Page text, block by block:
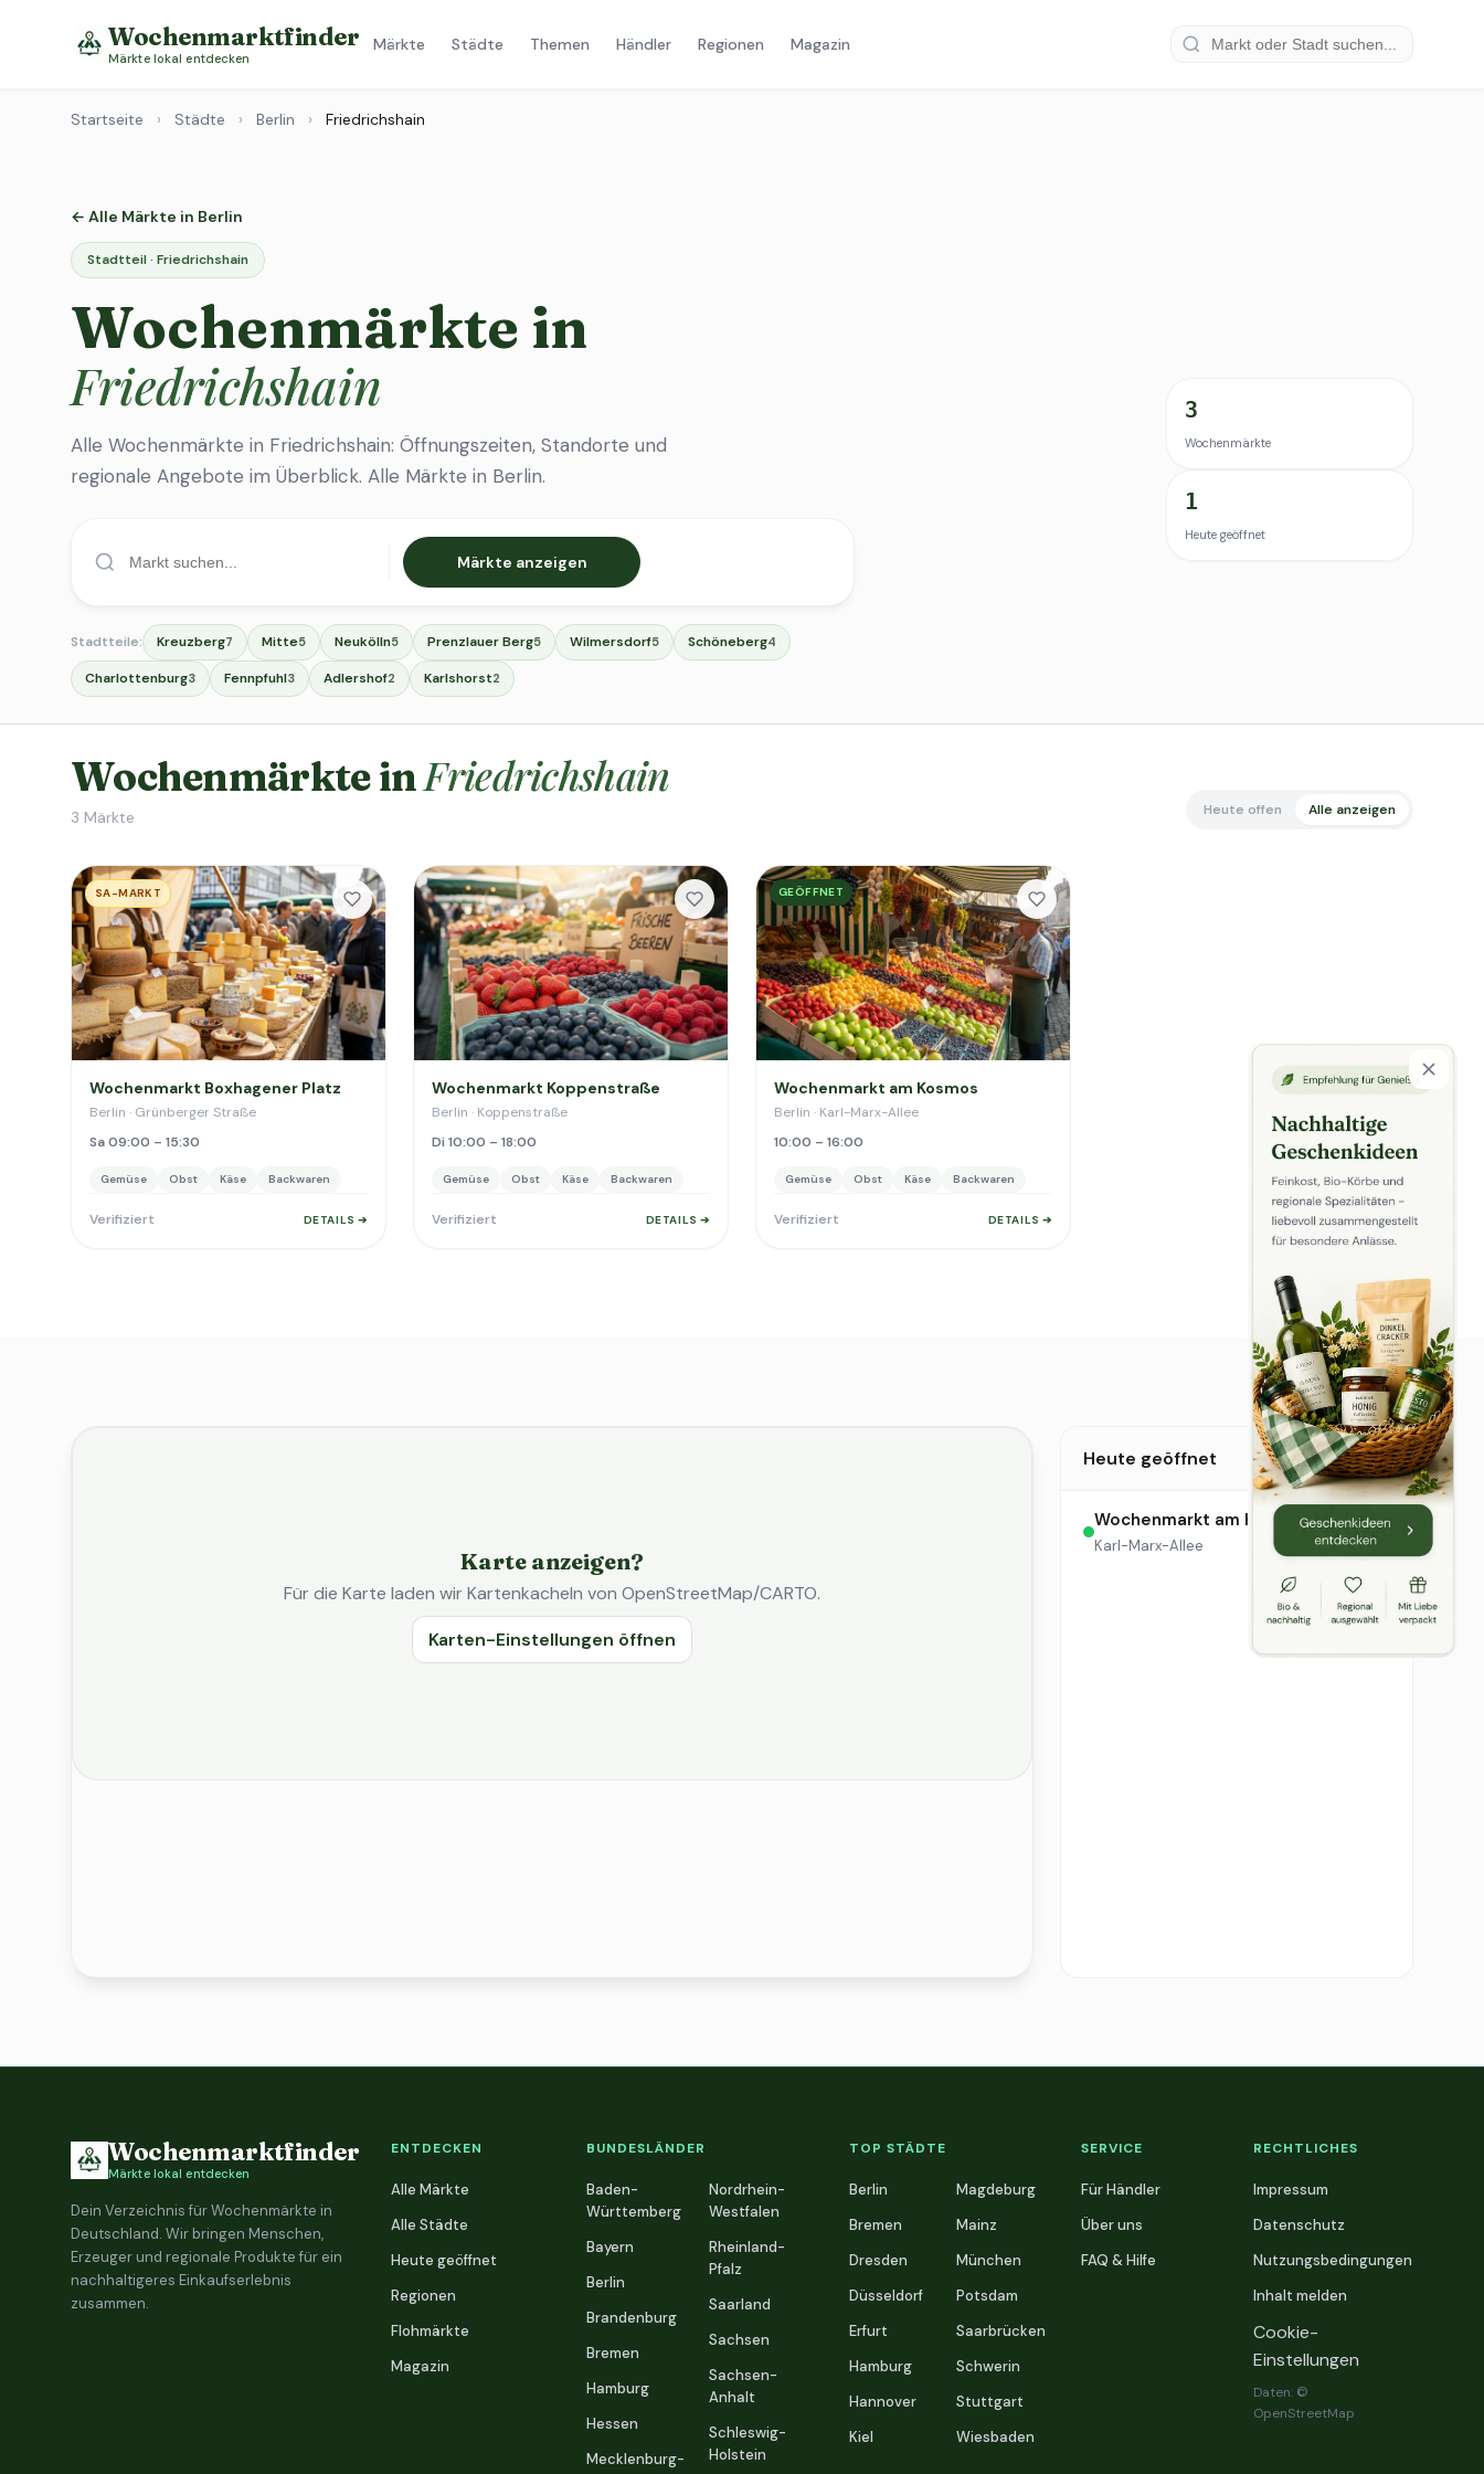
Wochenmarktfinder
Märkte lokal entdecken
Märkte Städte Themen Händler Regionen Magazin
Startseite › Städte › Berlin › Friedrichshain
← Alle Märkte in Berlin
Stadtteil · Friedrichshain
Wochenmärkte in
Friedrichshain
Alle Wochenmärkte in Friedrichshain: Öffnungszeiten, Standorte und
regionale Angebote im Überblick. Alle Märkte in Berlin.
Märkte anzeigen
Stadtteile: Kreuzberg7 Mitte5 Neukölln5 Prenzlauer Berg5 Wilmersdorf5 Schöneberg4
Charlottenburg3 Fennpfuhl3 Adlershof2 Karlshorst2
3
Wochenmärkte
1
Heute geöffnet
Wochenmärkte inFriedrichshain
3 Märkte Heute offen Alle anzeigen
SA-MARKT
Wochenmarkt Boxhagener Platz
Berlin · Grünberger Straße
Sa 09:00 – 15:30
Gemüse Obst Käse Backwaren
Verifiziert DETAILS ➔
Wochenmarkt Koppenstraße
Berlin · Koppenstraße
Di 10:00 – 18:00
Gemüse Obst Käse Backwaren
Verifiziert DETAILS ➔
GEÖFFNET
Wochenmarkt am Kosmos
Berlin · Karl-Marx-Allee
10:00 – 16:00
Gemüse Obst Käse Backwaren
Verifiziert DETAILS ➔
Karte anzeigen?
Für die Karte laden wir Kartenkacheln von OpenStreetMap/CARTO.
Karten-Einstellungen öffnen
Heute geöffnet
Karl-Marx-Allee
10:00 – 16:00
Wochenmarktfinder
Märkte lokal entdecken
Dein Verzeichnis für Wochenmärkte in
Deutschland. Wir bringen Menschen,
Erzeuger und regionale Produkte für ein
nachhaltigeres Einkaufserlebnis
zusammen.
ENTDECKEN
Alle Märkte
Alle Städte
Heute geöffnet
Regionen
Flohmärkte
Magazin
BUNDESLÄNDER
Baden-
Württemberg
Bayern
Berlin
Brandenburg
Bremen
Hamburg
Hessen
Mecklenburg-
Nordrhein-
Westfalen
Rheinland-
Pfalz
Saarland
Sachsen
Sachsen-
Anhalt
Schleswig-
Holstein
TOP STÄDTE
Berlin
Bremen
Dresden
Düsseldorf
Erfurt
Hamburg
Hannover
Kiel
Magdeburg
Mainz
München
Potsdam
Saarbrücken
Schwerin
Stuttgart
Wiesbaden
SERVICE
Für Händler
Über uns
FAQ & Hilfe
RECHTLICHES
Impressum
Datenschutz
Nutzungsbedingungen
Inhalt melden
Cookie-
Einstellungen
Daten: ©
OpenStreetMap